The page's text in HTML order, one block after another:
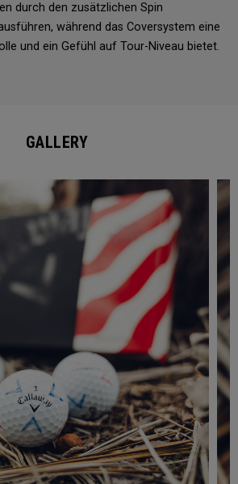
durch den zusätzlichen Spin
während das Coversystem eine
und ein Gefühl auf Tour-Niveau bietet.
GALLERY